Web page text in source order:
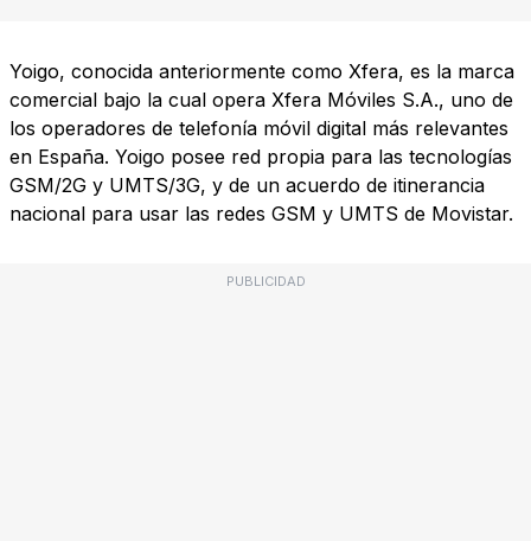
Yoigo, conocida anteriormente como Xfera, es la marca
comercial bajo la cual opera Xfera Móviles S.A., uno de
los operadores de telefonía móvil digital más relevantes
en España. Yoigo posee red propia para las tecnologías
GSM/2G y UMTS/3G, y de un acuerdo de itinerancia
nacional para usar las redes GSM y UMTS de Movistar.
PUBLICIDAD